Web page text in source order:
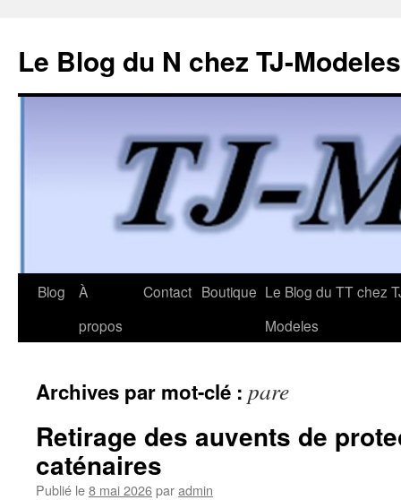
Le Blog du N chez TJ-Modeles
Aller
Blog
À
propos
Contact Boutique Le Blog du TT chez
Modeles
Archives par mot-clé : pare
Retirage des auvents de
caténaires
Publié le8 mai 2026paradmin